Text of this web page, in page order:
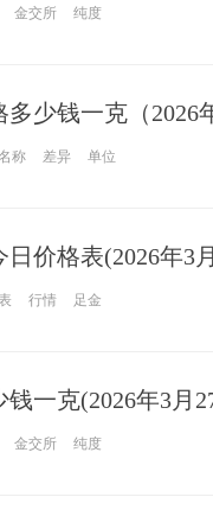
金交所 纯度
多少钱一克（2026
称 差异 单位
日价格表(2026年3
行情 足金
钱一克(2026年3月
金交所 纯度